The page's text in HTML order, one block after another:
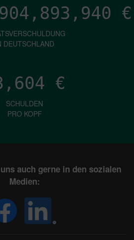
€
DEUTSCHLAND
€
SCHULDEN
PRO KOPF
auch gerne in den sozialen
Medien: